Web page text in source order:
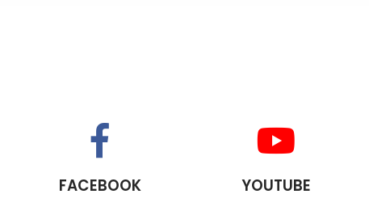
FACEBOOK YOUTUBE